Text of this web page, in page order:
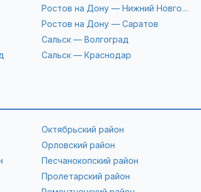
Ростов на Дону — Нижний Новгород
Ростов на Дону — Саратов
Сальск — Волгоград
Сальск — Краснодар
Октябрьский район
Орловский район
Песчанокопский район
Пролетарский район